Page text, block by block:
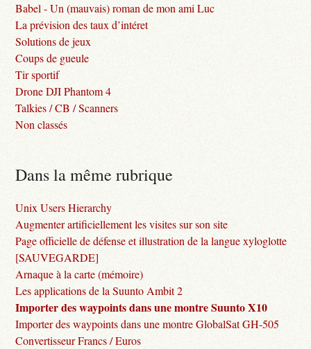
Babel - Un (mauvais) roman de mon ami Luc
La prévision des taux d’intéret
Solutions de jeux
Coups de gueule
Tir sportif
Drone DJI Phantom 4
Talkies / CB / Scanners
Non classés
Dans la même rubrique
Unix Users Hierarchy
Augmenter artificiellement les visites sur son site
Page officielle de défense et illustration de la langue xyloglotte
[SAUVEGARDE]
Arnaque à la carte (mémoire)
Les applications de la Suunto Ambit 2
Importer des waypoints dans une montre Suunto X10
Importer des waypoints dans une montre GlobalSat GH-505
Convertisseur Francs / Euros